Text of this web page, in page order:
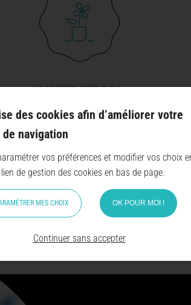
NUTRITION
ce qu'il faut pour vous aider à devenir autonome
dans vos choix alimentaires en connaissant et
des cookies afin d’améliorer votre
navigation
vos préférences et modifier vos choix
de gestion des cookies en bas de page.
MES CHOIX OK POUR MOI !
Continuer sans accepter